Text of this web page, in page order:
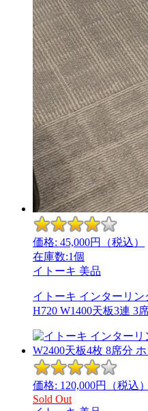
価格: 45,000円（税込）
在庫数:1個
イトーキ 美品
イトーキ インターリ
H720 W1400天板3連 3
価格: 120,000円（税込）
Sold Out